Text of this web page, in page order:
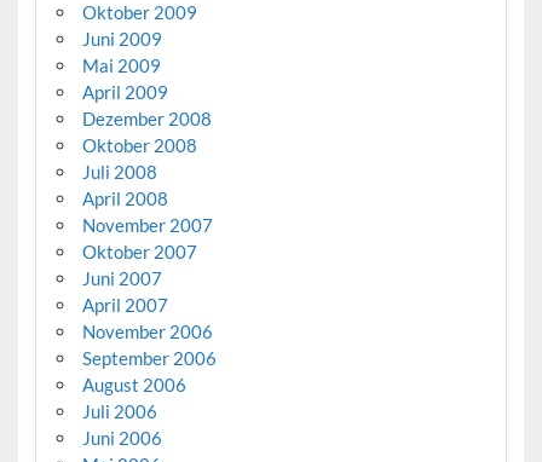
Oktober 2009
Juni 2009
Mai 2009
April 2009
Dezember 2008
Oktober 2008
Juli 2008
April 2008
November 2007
Oktober 2007
Juni 2007
April 2007
November 2006
September 2006
August 2006
Juli 2006
Juni 2006